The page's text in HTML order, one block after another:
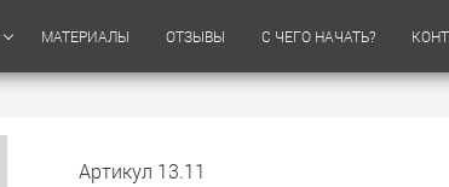
МАТЕРИАЛЫ ОТЗЫВЫ С ЧЕГО НАЧАТЬ?
Артикул 13.11